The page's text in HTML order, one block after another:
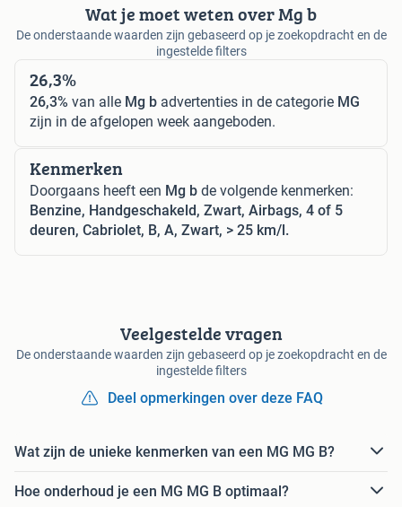
Wat je moet weten over Mg b
De onderstaande waarden zijn gebaseerd op je zoekopdracht en de
ingestelde filters
26,3%
26,3% van alle Mg b advertenties in de categorie MG
zijn in de afgelopen week aangeboden.
Kenmerken
Doorgaans heeft een Mg b de volgende kenmerken:
Benzine, Handgeschakeld, Zwart, Airbags, 4 of 5
deuren, Cabriolet, B, A, Zwart, > 25 km/l.
Veelgestelde vragen
De onderstaande waarden zijn gebaseerd op je zoekopdracht en de
ingestelde filters
Deel opmerkingen over deze FAQ
Wat zijn de unieke kenmerken van een MG MG B?
Hoe onderhoud je een MG MG B optimaal?